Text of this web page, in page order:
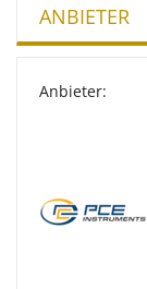
ANBIETER
Anbieter: